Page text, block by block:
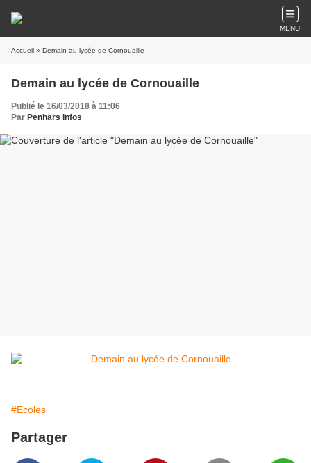
MENU
Accueil » Demain au lycée de Cornouaille
Demain au lycée de Cornouaille
Publié le 16/03/2018 à 11:06
Par Penhars Infos
#Ecoles
Partager